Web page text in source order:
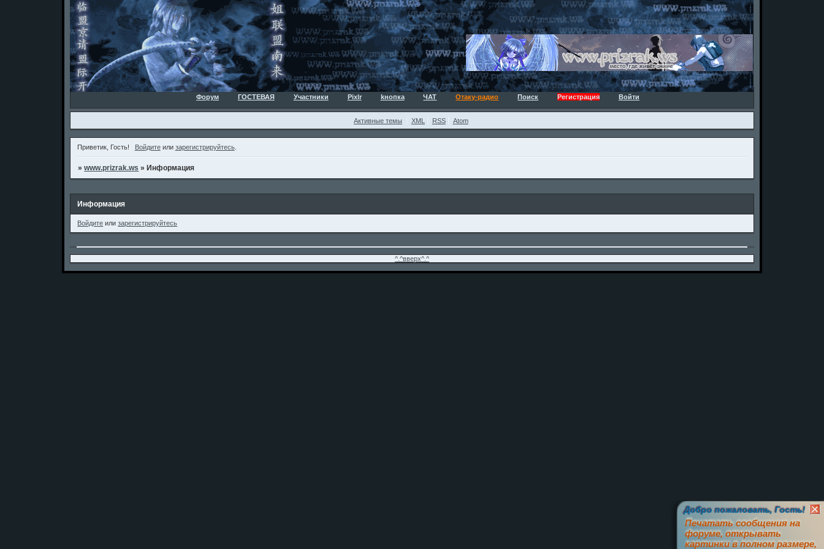
Форум ГОСТЕВАЯ Участники Pixlr kнопка ЧАТ Отаку-радио Поиск Регистрация Войти
Активные темы XML RSS Atom
Приветик, Гость! Войдитеили зарегистрируйтесь.
»www.prizrak.ws » Информация
Информация
Войдите илизарегистрируйтесь
^.^вверх^.^
Добро пожаловать, Гость!
Печатать сообщения на
форуме, открывать
картинки в полном размере,